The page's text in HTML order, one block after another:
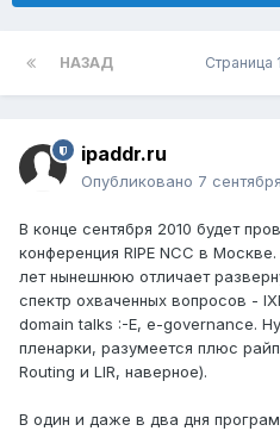
НАЗАД Страница
ipaddr.ru
Опубликовано 7
В конце сентября 2010 будет
конференция RIPE NCC в
лет нынешнюю отличает
спектр охваченных вопросов -
domain talks :-E, e-governance.
пленарки, разумеется плюс
Routing и LIR, наверное).
В один и даже в два дня